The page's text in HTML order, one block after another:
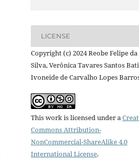
LICENSE
Copyright (c) 2024 Reobe Felipe da
Silva, Verônica Tavares Santos
Ivoneide de Carvalho Lopes
This work is licensed under a
Commons Attribution-
NonCommercial-ShareAlike 4.0
International License.